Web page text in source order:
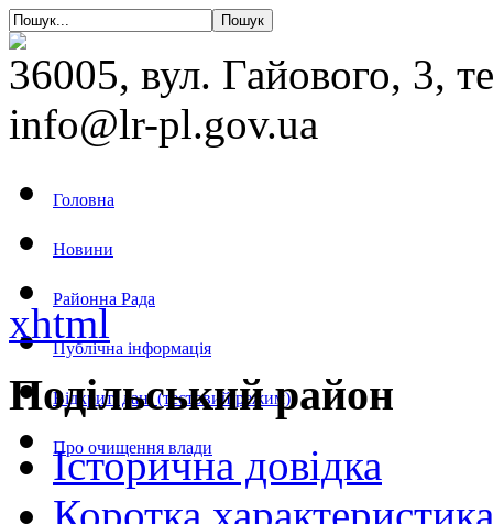
36005, вул. Гайового, 3,
info@lr-pl.gov.ua
Головна
Новини
Районна Рада
Публічна інформація
Відкриті дані (тестовий режим)
Про очищення влади
xhtml
Подільський район
Історична довідка